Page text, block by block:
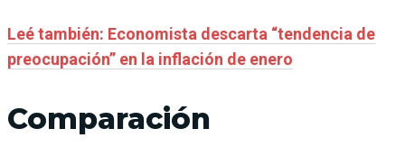
Leé también: Economista descarta “tendencia de
preocupación” en la inflación de enero
Comparación